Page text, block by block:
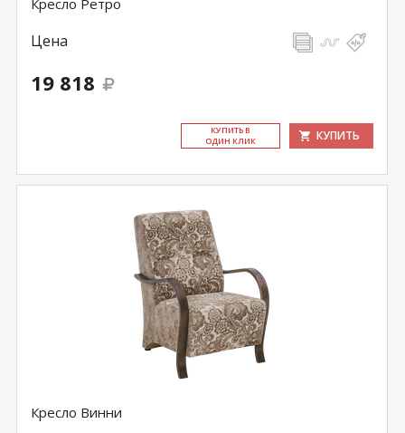
Кресло Ретро
Цена
19 818
КУ­ПИТЬ В
ОДИН КЛИК
КУПИТЬ
Кресло Винни